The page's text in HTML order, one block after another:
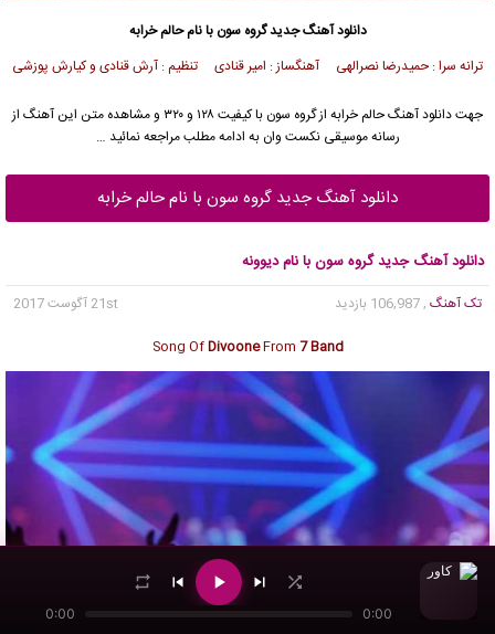
دانلود آهنگ جدیدگروه سون با نام حالم خرابه
ترانه سرا : حمیدرضا نصرالهی آهنگساز : امیر قنادی تنظیم : آرش قنادی و کیارش پوزشی
جهت دانلود آهنگ حالم خرابه ازگروه سون
با کیفیت ۱۲۸ و ۳۲۰ و مشاهده متن این آهنگ از
رسانه موسیقی نکست وان به ادامه مطلب مراجعه نمائید …
دانلود آهنگ جدید گروه سون با نام حالم خرابه
دانلود آهنگ جدید گروه سون با نام دیوونه
تک آهنگ , 106,987 بازدید
21st آگوست 2017
Song OfDivooneFrom 7 Band
0:00
0:00